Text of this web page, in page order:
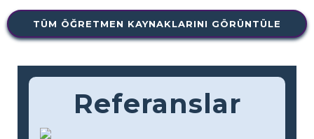
TÜM ÖĞRETMEN KAYNAKLARINI GÖRÜNTÜLE
Referanslar